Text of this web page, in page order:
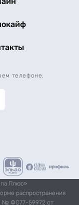
телефоне.
Плюс»
распространения
№ ФС77-59972 от